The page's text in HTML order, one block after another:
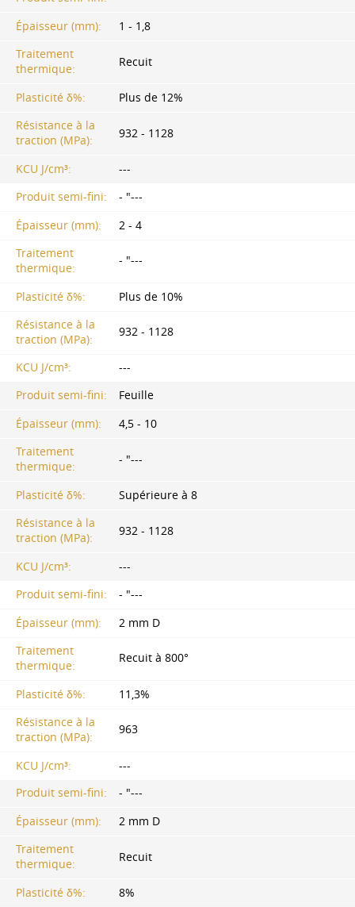
Épaisseur (mm):
1 - 1,8
Traitement
thermique:
Recuit
Plasticité δ%:
Plus de 12%
Résistance à la
traction (MPa):
932 - 1128
KCU J/cm³:
---
Produit semi-fini:
- "---
Épaisseur (mm):
2 - 4
Traitement
thermique:
- "---
Plasticité δ%:
Plus de 10%
Résistance à la
traction (MPa):
932 - 1128
KCU J/cm³:
---
Produit semi-fini:
Feuille
Épaisseur (mm):
4,5 - 10
Traitement
thermique:
- "---
Plasticité δ%:
Supérieure à 8
Résistance à la
traction (MPa):
932 - 1128
KCU J/cm³:
---
Produit semi-fini:
- "---
Épaisseur (mm):
2 mm D
Traitement
thermique:
Recuit à 800°
Plasticité δ%:
11,3%
Résistance à la
traction (MPa):
963
KCU J/cm³:
---
Produit semi-fini:
- "---
Épaisseur (mm):
2 mm D
Traitement
thermique:
Recuit
Plasticité δ%:
8%